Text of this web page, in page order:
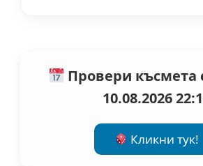
Провери късмета
10.08.2026
Кликни тук!